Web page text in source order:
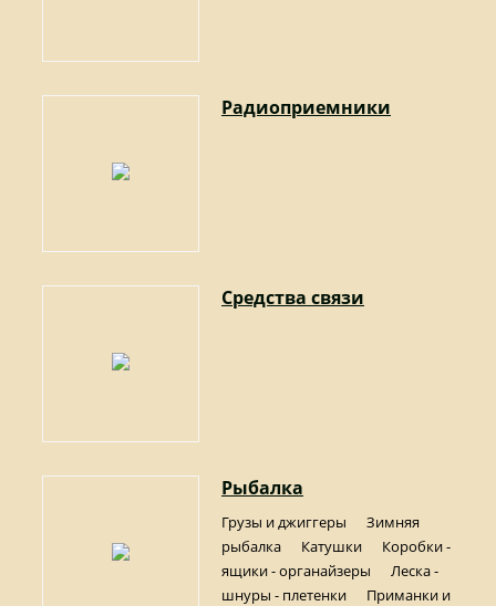
Радиоприемники
Средства связи
Рыбалка
Грузы и джиггеры
Зимняя
рыбалка
Катушки
Коробки -
ящики - органайзеры
Леска -
шнуры - плетенки
Приманки и